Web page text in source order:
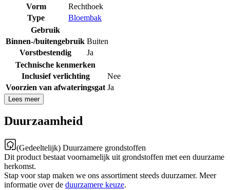
Vorm
Rechthoek
Type
Bloembak
Gebruik
Binnen-/buitengebruik Buiten
Vorstbestendig
Ja
Technische kenmerken
Inclusief verlichting
Nee
Voorzien van afwateringsgat Ja
Lees meer
Duurzaamheid
(Gedeeltelijk) Duurzamere grondstoffen
Dit product bestaat voornamelijk uit grondstoffen met een duurzame
herkomst.
Stap voor stap maken we ons assortiment steeds duurzamer. Meer
informatie over de duurzamere keuze.